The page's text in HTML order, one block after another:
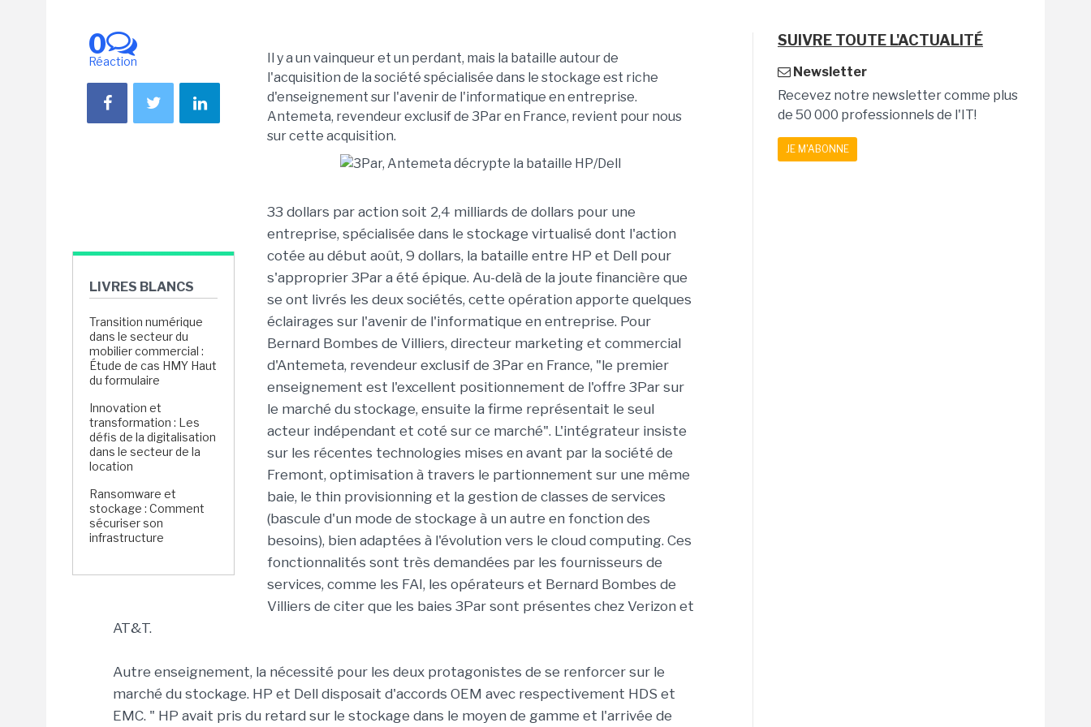
0
Réaction
LIVRES BLANCS
Transition numérique
dans le secteur du
mobilier commercial :
Étude de cas HMY Haut
du formulaire
Innovation et
transformation : Les
défis de la digitalisation
dans le secteur de la
location
Ransomware et
stockage : Comment
sécuriser son
infrastructure
Il y a un vainqueur et un perdant, mais la bataille autour de
l'acquisition de la société spécialisée dans le stockage est riche
d'enseignement sur l'avenir de l'informatique en entreprise.
Antemeta, revendeur exclusif de 3Par en France, revient pour nous
sur cette acquisition.
33 dollars par action soit 2,4 milliards de dollars pour une
entreprise, spécialisée dans le stockage virtualisé dont l'action
cotée au début août, 9 dollars, la bataille entre HP et Dell pour
s'approprier 3Par a été épique. Au-delà de la joute financière que
se ont livrés les deux sociétés, cette opération apporte quelques
éclairages sur l'avenir de l'informatique en entreprise. Pour
Bernard Bombes de Villiers, directeur marketing et commercial
d'Antemeta, revendeur exclusif de 3Par en France, "le premier
enseignement est l'excellent positionnement de l'offre 3Par sur
le marché du stockage, ensuite la firme représentait le seul
acteur indépendant et coté sur ce marché". L'intégrateur insiste
sur les récentes technologies mises en avant par la société de
Fremont, optimisation à travers le partionnement sur une même
baie, le thin provisionning et la gestion de classes de services
(bascule d'un mode de stockage à un autre en fonction des
besoins), bien adaptées à l'évolution vers le cloud computing. Ces
fonctionnalités sont très demandées par les fournisseurs de
services, comme les FAI, les opérateurs et Bernard Bombes de
Villiers de citer que les baies 3Par sont présentes chez Verizon et
AT&T.
Autre enseignement, la nécessité pour les deux protagonistes de se renforcer sur le
marché du stockage. HP et Dell disposait d'accords OEM avec respectivement HDS et
EMC. " HP avait pris du retard sur le stockage dans le moyen de gamme et l'arrivée de
SUIVRE TOUTE L'ACTUALITÉ
Newsletter
Recevez notre newsletter comme plus
de 50 000 professionnels de l'IT!
JE M'ABONNE